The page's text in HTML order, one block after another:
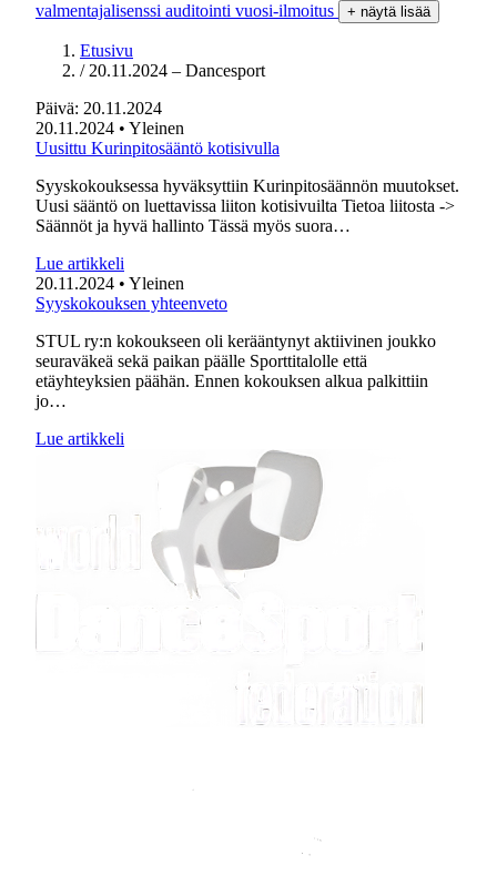
valmentajalisenssi auditointi vuosi-ilmoitus + näytä lisää
Etusivu
/ 20.11.2024 – Dancesport
Päivä: 20.11.2024
20.11.2024 • Yleinen
Uusittu Kurinpitosääntö kotisivulla
Syyskokouksessa hyväksyttiin Kurinpitosäännön muutokset.
Uusi sääntö on luettavissa liiton kotisivuilta Tietoa liitosta ->
Säännöt ja hyvä hallinto Tässä myös suora…
Lue artikkeli
20.11.2024 • Yleinen
Syyskokouksen yhteenveto
STUL ry:n kokoukseen oli kerääntynyt aktiivinen joukko
seuraväkeä sekä paikan päälle Sporttitalolle että
etäyhteyksien päähän. Ennen kokouksen alkua palkittiin
jo…
Lue artikkeli